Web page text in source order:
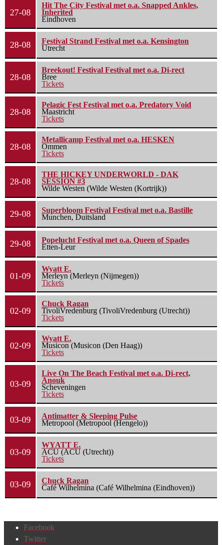
27-08
Hit The City Festival met o.a. Snapped Ankles,
Inherited
Eindhoven
28-08
Festival Strand Festival met o.a. Kensington
Utrecht
28-08
Breekout! Festival Festival met o.a. Di-rect
Bree
Tickets
28-08
Pelagic Fest Festival met o.a. Predatory Void
Maastricht
Tickets
28-08
Metallicamp Festival met o.a. HESKEN
Ommen
Tickets
28-08
THE HICKEY UNDERWORLD - DAK
SESSION #3
Wilde Westen (Wilde Westen (Kortrijk))
29-08
Superbloom Festival Festival met o.a. Bastille
Munchen, Duitsland
29-08
Popelucht Festival met o.a. Queen of Spades
Etten-Leur
01-09
Wyatt E.
Merleyn (Merleyn (Nijmegen))
Tickets
02-09
Chuck Ragan
TivoliVredenburg (TivoliVredenburg (Utrecht))
Tickets
02-09
Wyatt E.
Musicon (Musicon (Den Haag))
Tickets
03-09
Live On The Beach Festival met o.a. Di-rect,
Anouk
Scheveningen
Tickets
03-09
Antimatter & Sleeping Pulse
Metropool (Metropool (Hengelo))
03-09
WYATT E.
ACU (ACU (Utrecht))
Tickets
03-09
Chuck Ragan
Café Wilhelmina (Café Wilhelmina (Eindhoven))
Facebook
Twitter